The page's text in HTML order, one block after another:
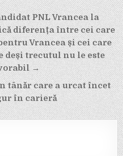
PNL Vrancea la
diferența între cei care
Vrancea și cei care
deși trecutul nu le este
→
tânăr care a urcat încet
în carieră